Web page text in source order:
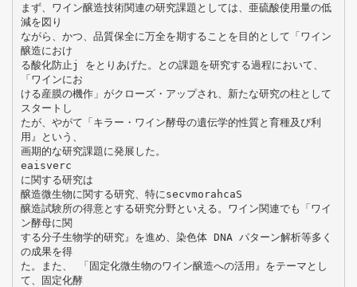
まず、ワイン醸造技術関連の研究課題としては、亜硫酸使用量の低
減を図り
ながら、かつ、品質保全に万全を期することを目的として「ワイン
醸造におけ
る酸化防止j をとりあげた。との課題を研究する過程において、
「ワインにお
ける産膜の機作」がクローズ・アップされ、新たな研究の柱として
スタートし
たが、やがて「キラー・ワイン酵母の遺伝学的性質と育種及び利
用』という、
画期的な研究課題に発展した。
eaisverc
に関する研究は
醸造微生物に関する研究、特にsecvmorahcaS
醸造試験所の得意とする研究分野といえる。ワイン関連でも「ワイ
ン酵母に関
する分子生物学的研究』を進め、染色体 DNA パターン解析等多く
の成果を得
た。また、 「固定化微生物のワイン醸造への活用』をテーマとし
て、固定化酵